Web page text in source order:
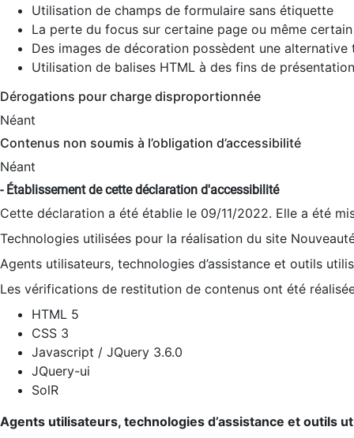
Utilisation de champs de formulaire sans étiquette
La perte du focus sur certaine page ou même
Des images de décoration possèdent une alternative
Utilisation de balises HTML à des fins de
Dérogations pour charge disproportionnée
Néant
Contenus non soumis à l’obligation d’accessibilité
Néant
- Établissement de cette déclaration d'accessibilité
Cette déclaration a été établie le 09/11/2022. Elle a été
Technologies utilisées pour la réalisation du site
Agents utilisateurs, technologies d’assistance et outils
Les vérifications de restitution de contenus ont été
HTML 5
CSS 3
Javascript / JQuery 3.6.0
JQuery-ui
SolR
Agents utilisateurs, technologies d’assistance et outils